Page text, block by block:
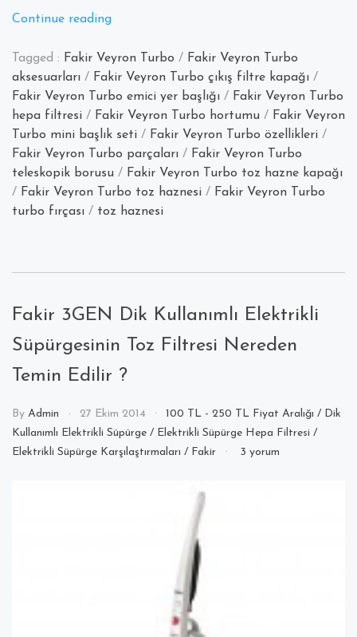
Süpürgesinin
Parçaları
Nereden
Temin
Edilir
?
Continue reading“Fakir
Turbo
Elektrikli
Süpürgesinin
Parçaları
Temin
Edilir
Tagged : Fakir Veyron Turbo / Fakir Veyron Turbo
aksesuarları / Fakir Veyron Turbo çıkış filtre kapağı /
Fakir Veyron Turbo emici yer başlığı / Fakir Veyron Turbo
hepa filtresi / Fakir Veyron Turbo hortumu / Fakir Veyron
Turbo mini başlık seti / Fakir Veyron Turbo özellikleri /
Fakir Veyron Turbo parçaları / Fakir Veyron Turbo
teleskopik borusu / Fakir Veyron Turbo toz hazne kapağı
/ Fakir Veyron Turbo toz haznesi / Fakir Veyron Turbo
turbo fırçası / toz haznesi
Fakir 3GEN Dik Kullanımlı Elektrikli
Süpürgesinin Toz Filtresi Nereden
Temin Edilir ?
By Admin 27 Ekim 2014 100 TL - 250 TL Fiyat Aralığı / Dik
Kullanımlı Elektrikli Süpürge / Elektrikli Süpürge Hepa Filtresi /
Elektrikli Süpürge Karşılaştırmaları / Fakir
Fakir
3 yorum